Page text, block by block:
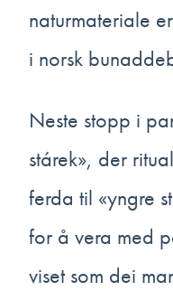
naturmateriale
i norsk
Neste stopp i
stárek», der
ferda til «yngre
for å vera med
viset som dei